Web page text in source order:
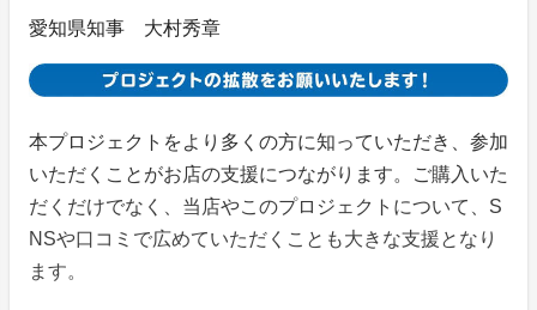
愛知県知事 大村秀章
本プロジェクトをより多くの方に知っていただき、参加
いただくことがお店の支援につながります。ご購入いた
だくだけでなく、当店やこのプロジェクトについて、S
NSや口コミで広めていただくことも大きな支援となり
ます。